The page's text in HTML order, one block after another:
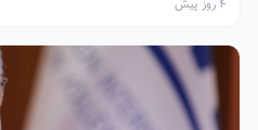
4 روز پیش